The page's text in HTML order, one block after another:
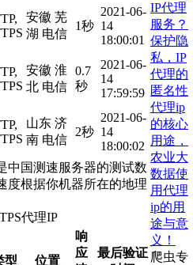
安徽 芜
湖 电信
1秒
2021-06-
14
18:00:01
安徽 淮
北 电信
0.7
秒
2021-06-
14
17:59:59
山东 济
南 电信
2秒
2021-06-
14
18:00:02
中国测速服务器的测试数
度根据你机器所在的地理
代理IP
型 位置
响
应
最后验证
IP代理
服务？
保护隐
私，IP
代理的
匿名性
代理ip
的核心
用途，
农业大
数据使
用代理
ip的用
途与意
义！
爬虫专